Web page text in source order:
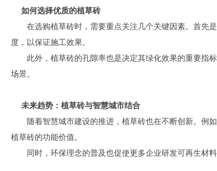
如何选择优质的植草砖
在选购植草砖时，需要重点关注几个关键因素。首先
度，以保证施工效果。
此外，植草砖的孔隙率也是决定其绿化效果的重要指
场景。
未来趋势：植草砖与智慧城市结合
随着智慧城市建设的推进，植草砖也在不断创新。例
植草砖的功能价值。
同时，环保理念的普及也促使更多企业研发可再生材